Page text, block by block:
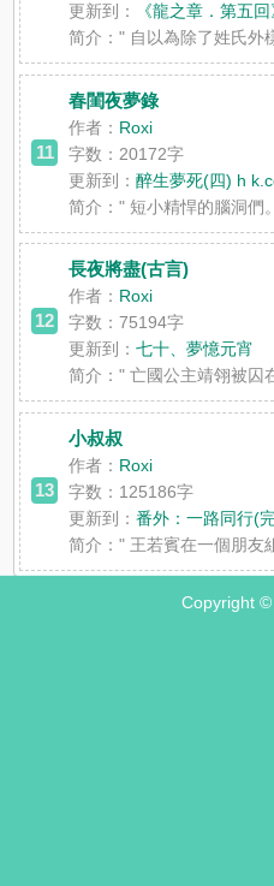
更新到：
《龍之章．第五回
简介：" 自以為除了姓氏外
11
春閨夜夢錄
作者： Roxi
字数：20172字
更新到：醉生夢死(四) h
简介：" 短小精悍的腦洞們。
12
長夜將盡(古言)
作者： Roxi
字数：75194字
更新到：七十、夢憶元宵
简介：" 亡國公主靖翎被囚
13
小叔叔
作者： Roxi
字数：125186字
更新到：番外：一路同行(
简介：" 王若賓在一個朋友
Copyright ©